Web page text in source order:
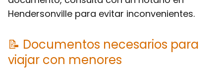
Hendersonville para evitar inconvenientes.
📝 Documentos necesarios para
viajar con menores